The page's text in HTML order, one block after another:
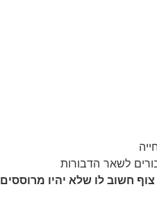
לשאר הדבורות
חשוב לו שלא יהיו מרוססים